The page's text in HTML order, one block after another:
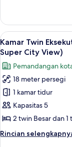
tempat
tidur
Sofa,
Bebas
Asap
Rokok,
pemandangan
kota
Kamar
Deluks,
1
Tempat
Tidur
King
dengan
tempat
tidur
Sofa,
Asap
Rokok,
pemandangan
Lihat
semua
foto
untuk
Kamar
Twin
Eksekutif,
Bebas
Asap
Rokok
11
Kamar Twin
Super City View)
Pemandangan
18 meter persegi
1 kamar tidur
Kapasitas 5
2 twin Besar dan
Rincian
Rincian